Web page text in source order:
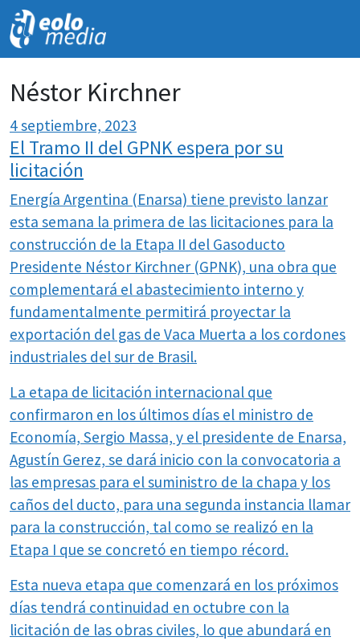
Néstor Kirchner
4 septiembre, 2023
El Tramo II del GPNK espera por su
licitación
Energía Argentina (Enarsa) tiene previsto lanzar
esta semana la primera de las licitaciones para la
construcción de la Etapa II del Gasoducto
Presidente Néstor Kirchner (GPNK), una obra que
complementará el abastecimiento interno y
fundamentalmente permitirá proyectar la
exportación del gas de Vaca Muerta a los cordones
industriales del sur de Brasil.
La etapa de licitación internacional que
confirmaron en los últimos días el ministro de
Economía, Sergio Massa, y el presidente de Enarsa,
Agustín Gerez, se dará inicio con la convocatoria a
las empresas para el suministro de la chapa y los
caños del ducto, para una segunda instancia llamar
para la construcción, tal como se realizó en la
Etapa I que se concretó en tiempo récord.
Esta nueva etapa que comenzará en los próximos
días tendrá continuidad en octubre con la
licitación de las obras civiles, lo que abundará en